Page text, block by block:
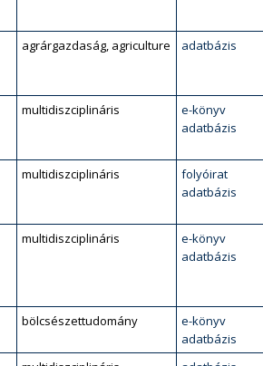
agrárgazdaság, agriculture adatbázis
multidiszciplináris
e-könyv
adatbázis
multidiszciplináris
folyóirat
adatbázis
multidiszciplináris
e-könyv
adatbázis
bölcsészettudomány
e-könyv
adatbázis